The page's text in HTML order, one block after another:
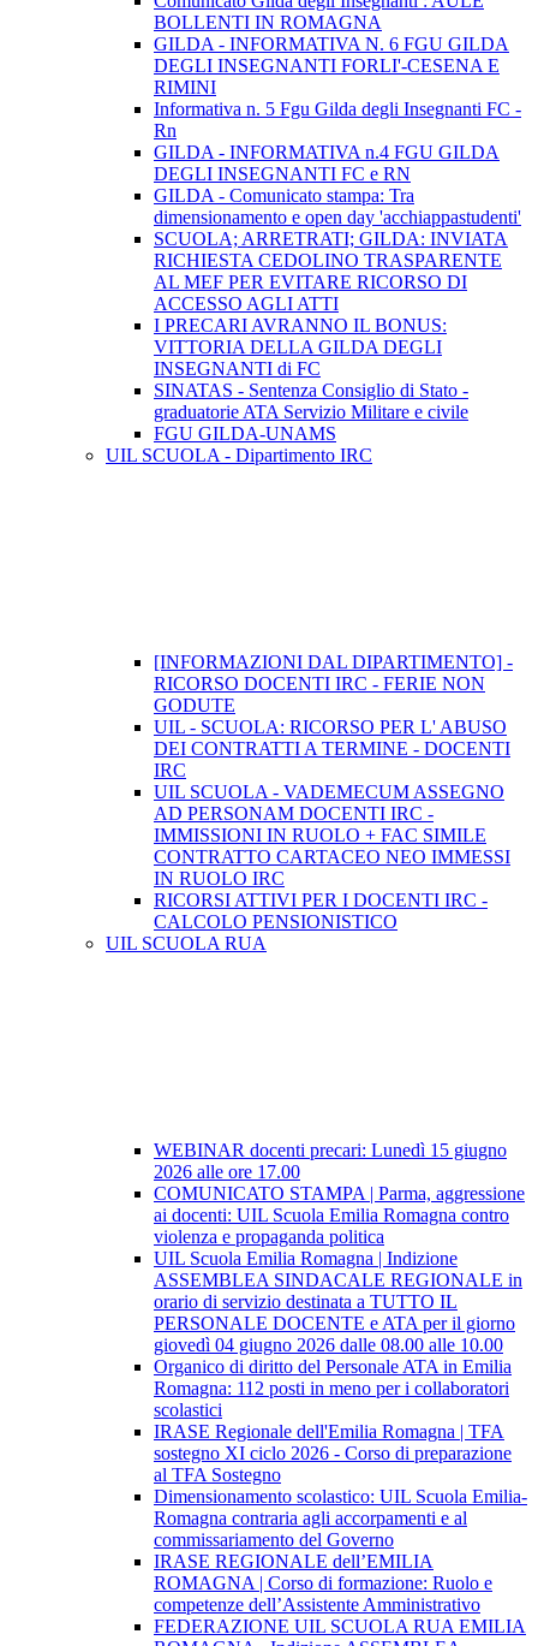
BOLLENTI IN ROMAGNA
GILDA - INFORMATIVA N. 6 FGU GILDA
DEGLI INSEGNANTI FORLI'-CESENA E
RIMINI
Informativa n. 5 Fgu Gilda degli Insegnanti FC -
Rn
GILDA - INFORMATIVA n.4 FGU GILDA
DEGLI INSEGNANTI FC e RN
GILDA - Comunicato stampa: Tra
dimensionamento e open day 'acchiappastudenti'
SCUOLA; ARRETRATI; GILDA: INVIATA
RICHIESTA CEDOLINO TRASPARENTE
AL MEF PER EVITARE RICORSO DI
ACCESSO AGLI ATTI
I PRECARI AVRANNO IL BONUS:
VITTORIA DELLA GILDA DEGLI
INSEGNANTI di FC
SINATAS - Sentenza Consiglio di Stato -
graduatorie ATA Servizio Militare e civile
FGU GILDA-UNAMS
UIL SCUOLA - Dipartimento IRC
[INFORMAZIONI DAL DIPARTIMENTO] -
RICORSO DOCENTI IRC - FERIE NON
GODUTE
UIL - SCUOLA: RICORSO PER L' ABUSO
DEI CONTRATTI A TERMINE - DOCENTI
IRC
UIL SCUOLA - VADEMECUM ASSEGNO
AD PERSONAM DOCENTI IRC -
IMMISSIONI IN RUOLO + FAC SIMILE
CONTRATTO CARTACEO NEO IMMESSI
IN RUOLO IRC
RICORSI ATTIVI PER I DOCENTI IRC -
CALCOLO PENSIONISTICO
UIL SCUOLA RUA
WEBINAR docenti precari: Lunedì 15 giugno
2026 alle ore 17.00
COMUNICATO STAMPA | Parma, aggressione
ai docenti: UIL Scuola Emilia Romagna contro
violenza e propaganda politica
UIL Scuola Emilia Romagna | Indizione
ASSEMBLEA SINDACALE REGIONALE in
orario di servizio destinata a TUTTO IL
PERSONALE DOCENTE e ATA per il giorno
giovedì 04 giugno 2026 dalle 08.00 alle 10.00
Organico di diritto del Personale ATA in Emilia
Romagna: 112 posti in meno per i collaboratori
scolastici
IRASE Regionale dell'Emilia Romagna | TFA
sostegno XI ciclo 2026 - Corso di preparazione
al TFA Sostegno
Dimensionamento scolastico: UIL Scuola Emilia-
Romagna contraria agli accorpamenti e al
commissariamento del Governo
IRASE REGIONALE dell’EMILIA
ROMAGNA | Corso di formazione: Ruolo e
competenze dell’Assistente Amministrativo
FEDERAZIONE UIL SCUOLA RUA EMILIA